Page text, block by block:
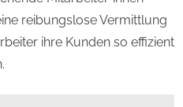
reibungslose Vermittlung
ihre Kunden so effizient